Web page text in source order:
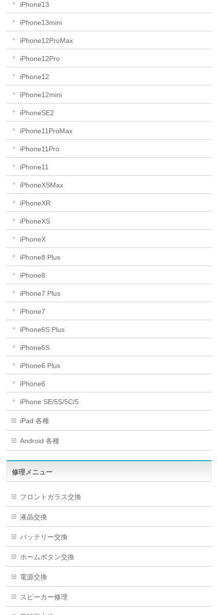
iPhone13
iPhone13mini
iPhone12ProMax
iPhone12Pro
iPhone12
iPhone12mini
iPhoneSE2
iPhone11ProMax
iPhone11Pro
iPhone11
iPhoneXSMax
iPhoneXR
iPhoneXS
iPhoneX
iPhone8 Plus
iPhone8
iPhone7 Plus
iPhone7
iPhone6S Plus
iPhone6S
iPhone6 Plus
iPhone6
iPhone SE/5S/5C/5
iPad 各種
Android 各種
修理メニュー
フロントガラス交換
液晶交換
バッテリー交換
ホームボタン交換
電源交換
スピーカー修理